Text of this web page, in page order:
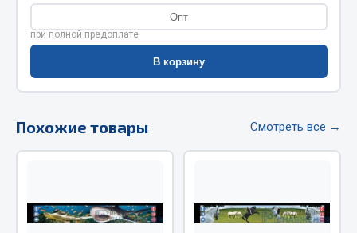
Угольники
Фитинги
Штуцеры
Измерительный инструмент
Крепежный инструмент
Опт
при полной предоплате
В корзину
Похожие товары Смотреть все →